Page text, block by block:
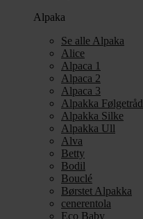
Alpaka
Se alle Alpaka
Alice
Alpaca 1
Alpaca 2
Alpaca 3
Alpakka Følgetråd
Alpakka Silke
Alpakka Ull
Alva
Betty
Bodil
Bouclé
Børstet Alpakka
cenerentola
Eco Baby